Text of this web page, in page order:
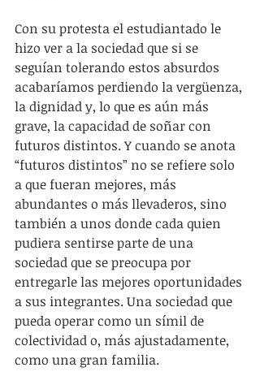
Con su protesta el estudiantado le
hizo ver a la sociedad que si se
seguían tolerando estos absurdos
acabaríamos perdiendo la vergüenza,
la dignidad y, lo que es aún más
grave, la capacidad de soñar con
futuros distintos. Y cuando se anota
“futuros distintos” no se refiere solo
a que fueran mejores, más
abundantes o más llevaderos, sino
también a unos donde cada quien
pudiera sentirse parte de una
sociedad que se preocupa por
entregarle las mejores oportunidades
a sus integrantes. Una sociedad que
pueda operar como un símil de
colectividad o, más ajustadamente,
como una gran familia.